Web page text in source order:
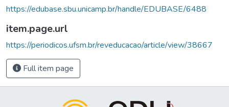
https://edubase.sbu.unicamp.br/handle/EDUBASE/6488
item.page.url
https://periodicos.ufsm.br/reveducacao/article/view/38667
Full item page